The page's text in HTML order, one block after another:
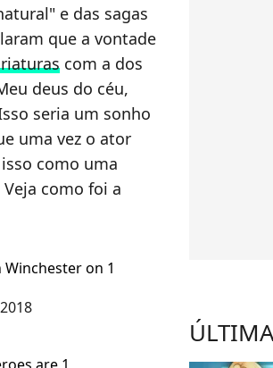
e das sagas
que a vontade
com a dos
deus do céu,
seria um sonho
uma vez o ator
como uma
como foi a
on 1
are 1